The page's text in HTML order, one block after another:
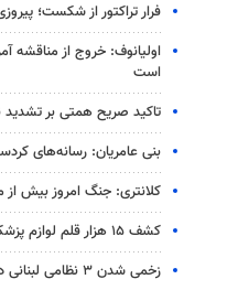
فرار تراکتور از شکست؛ پیروزی ۲ بر یک مقابل
اولیانوف: خروج از مناقشه
است
تاکید صریح همتی بر تشدید
بنی عامریان: رسانه‌های
کلانتری: جنگ امروز بیش
کشف ۱۵ هزار قلم لوازم پزشکی قاچاق در اسلامشهر
زخمی شدن ۳ نظامی لبنانی در زوطر غربی